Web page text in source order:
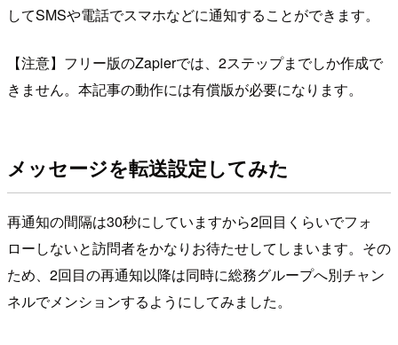
してSMSや電話でスマホなどに通知することができます。
【注意】フリー版のZapierでは、2ステップまでしか作成で
きません。本記事の動作には有償版が必要になります。
メッセージを転送設定してみた
再通知の間隔は30秒にしていますから2回目くらいでフォ
ローしないと訪問者をかなりお待たせしてしまいます。その
ため、2回目の再通知以降は同時に総務グループへ別チャン
ネルでメンションするようにしてみました。